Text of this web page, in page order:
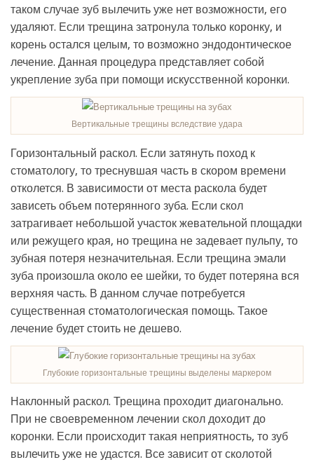
таком случае зуб вылечить уже нет возможности, его
удаляют. Если трещина затронула только коронку, и
корень остался целым, то возможно эндодонтическое
лечение. Данная процедура представляет собой
укрепление зуба при помощи искусственной коронки.
Вертикальные трещины вследствие удара
Горизонтальный раскол. Если затянуть поход к
стоматологу, то треснувшая часть в скором времени
отколется. В зависимости от места раскола будет
зависеть объем потерянного зуба. Если скол
затрагивает небольшой участок жевательной площадки
или режущего края, но трещина не задевает пульпу, то
зубная потеря незначительная. Если трещина эмали
зуба произошла около ее шейки, то будет потеряна вся
верхняя часть. В данном случае потребуется
существенная стоматологическая помощь. Такое
лечение будет стоить не дешево.
Глубокие горизонтальные трещины выделены маркером
Наклонный раскол. Трещина проходит диагонально.
При не своевременном лечении скол доходит до
коронки. Если происходит такая неприятность, то зуб
вылечить уже не удастся. Все зависит от сколотой